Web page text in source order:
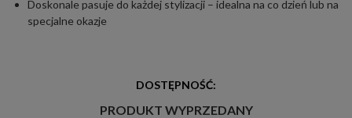
Doskonale pasuje do każdej stylizacji – idealna na co dzień lub na
specjalne okazje
DOSTĘPNOŚĆ:
PRODUKT WYPRZEDANY